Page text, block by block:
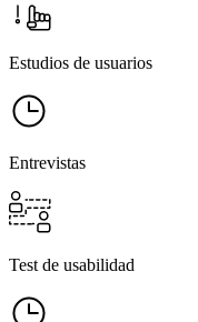
Estudios de usuarios
Entrevistas
Test de usabilidad